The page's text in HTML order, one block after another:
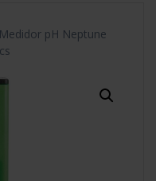
pH Neptune